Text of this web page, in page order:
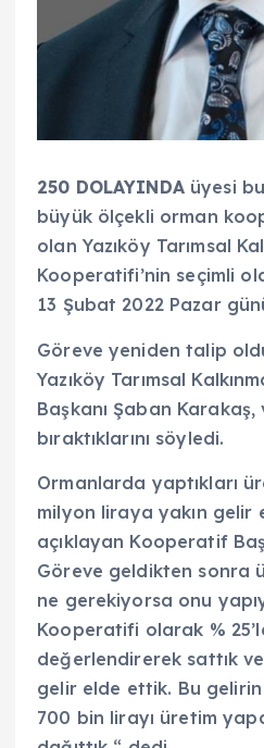
250 DOLAYINDAüyesi
büyük ölçekli orman
olan Yazıköy Tarımsal
Kooperatifi’nin seçimli
13 Şubat 2022 Pazar
Göreve yeniden talip
Yazıköy Tarımsal
Başkanı Şaban Karakaş,
bıraktıklarını söyledi.
Ormanlarda yaptıkları
milyon liraya yakın gelir
açıklayan Kooperatif
Göreve geldikten sonra
ne gerekiyorsa onu
Kooperatifi olarak %
değerlendirerek sattık
gelir elde ettik. Bu gelirin
700 bin lirayı üretim